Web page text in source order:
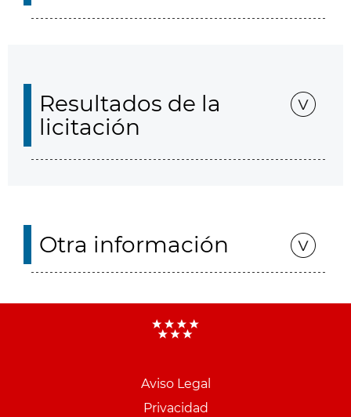
Resultados de la
licitación
Otra información
Aviso Legal
Privacidad